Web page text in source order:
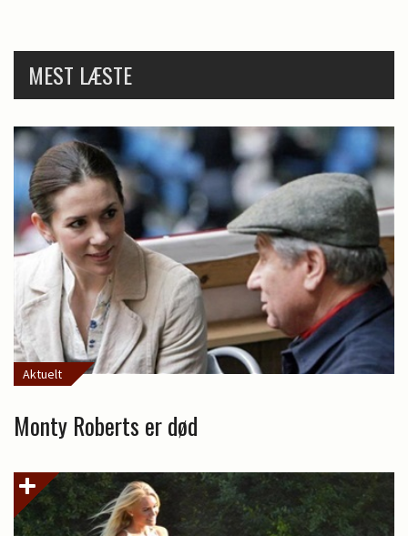
MEST LÆSTE
Aktuelt
Monty Roberts er død